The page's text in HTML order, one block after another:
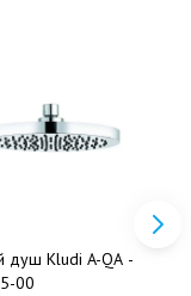
душ Kludi A-QA -
00